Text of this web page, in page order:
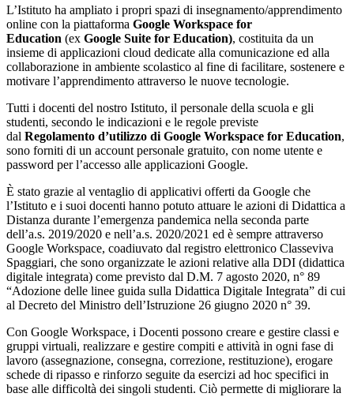
L’Istituto ha ampliato i propri spazi di insegnamento/apprendimento
online con la piattaforma Google Workspace for
Education (ex Google Suite for Education), costituita da un
insieme di applicazioni cloud dedicate alla comunicazione ed alla
collaborazione in ambiente scolastico al fine di facilitare, sostenere e
motivare l’apprendimento attraverso le nuove tecnologie.
Tutti i docenti del nostro Istituto, il personale della scuola e gli
studenti, secondo le indicazioni e le regole previste
dal Regolamento d’utilizzo di Google Workspace for Education,
sono forniti di un account personale gratuito, con nome utente e
password per l’accesso alle applicazioni Google.
È stato grazie al ventaglio di applicativi offerti da Google che
l’Istituto e i suoi docenti hanno potuto attuare le azioni di Didattica a
Distanza durante l’emergenza pandemica nella seconda parte
dell’a.s. 2019/2020 e nell’a.s. 2020/2021 ed è sempre attraverso
Google Workspace, coadiuvato dal registro elettronico Classeviva
Spaggiari, che sono organizzate le azioni relative alla DDI (didattica
digitale integrata) come previsto dal D.M. 7 agosto 2020, n° 89
“Adozione delle linee guida sulla Didattica Digitale Integrata” di cui
al Decreto del Ministro dell’Istruzione 26 giugno 2020 n° 39.
Con Google Workspace, i Docenti possono creare e gestire classi e
gruppi virtuali, realizzare e gestire compiti e attività in ogni fase di
lavoro (assegnazione, consegna, correzione, restituzione), erogare
schede di ripasso e rinforzo seguite da esercizi ad hoc specifici in
base alle difficoltà dei singoli studenti. Ciò permette di migliorare la